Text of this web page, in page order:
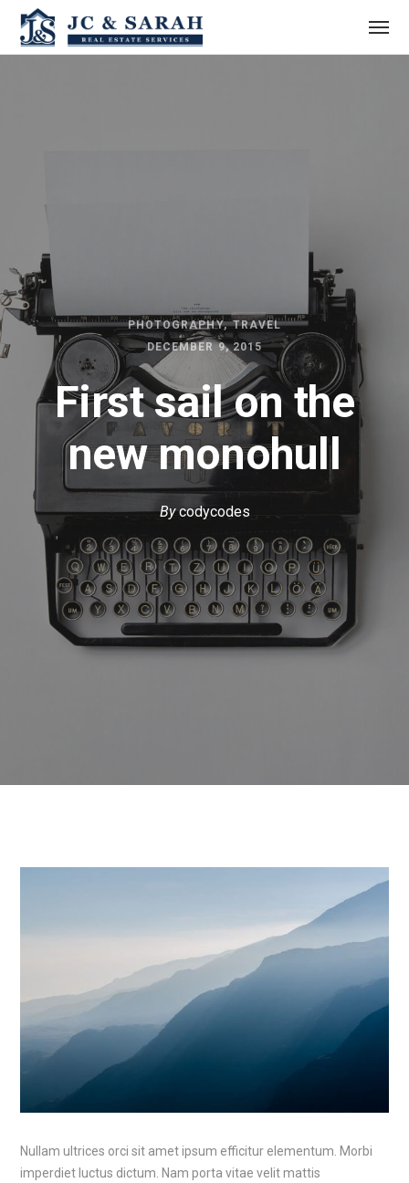
PHOTOGRAPHY
TRAVEL
DECEMBER 9, 2015
First sail on the
new monohull
Bycodycodes
Nullam ultrices orci sit amet ipsum efficitur elementum. Morbi
imperdiet luctus dictum. Nam porta vitae velit mattis